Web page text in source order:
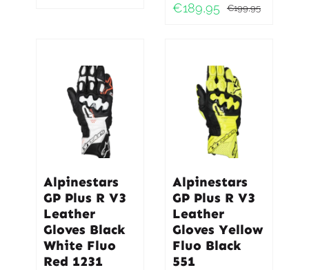
€199,95
€189,95
Alpinestars
GP Plus R V3
Leather
Gloves Black
White Fluo
Red 1231
Alpinestars
GP Plus R V3
Leather
Gloves Yellow
Fluo Black
551